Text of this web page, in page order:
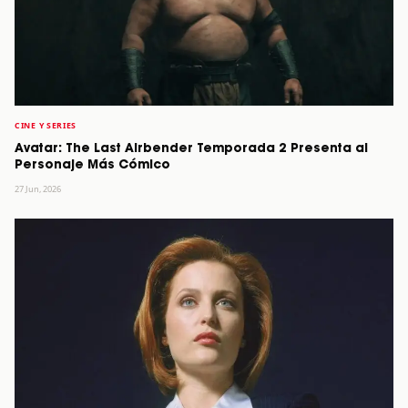
CINE Y SERIES
Avatar: The Last Airbender Temporada 2 Presenta al
Personaje Más Cómico
27 Jun, 2026